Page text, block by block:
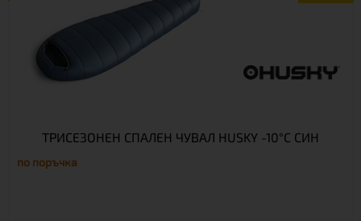
ТРИСЕЗОНЕН СПАЛЕН ЧУВАЛ HUSKY -10°C СИН
по поръчка